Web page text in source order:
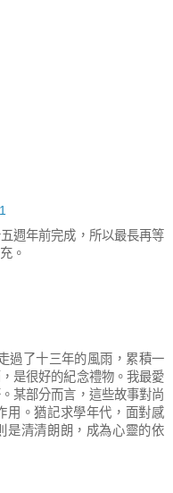
週年前完成，所以最長再等
。
過了十三年的風雨，累積一
是很好的紀念禮物。我最愛
某部分而言，這些故事對尚
用。猶記求學年代，面對感
是清清朗朗，成為心靈的依